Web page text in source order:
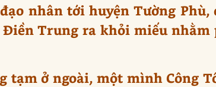
nhân tới huyện Tường Phù,
Trung ra khỏi miếu nhằm
tạm ở ngoài, một mình Công